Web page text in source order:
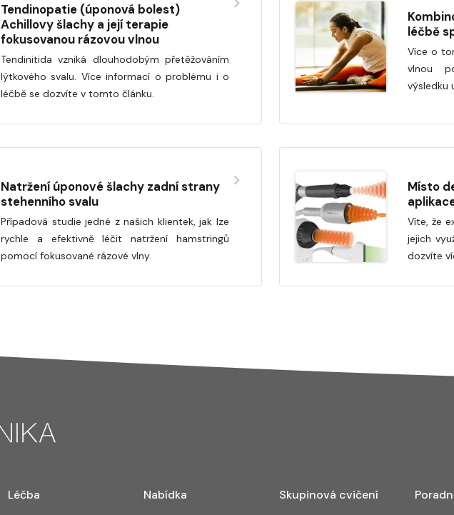
Tendinopatie (úponová bolest)
Achillovy šlachy a její terapie
fokusovanou rázovou vlnou
Tendinitida vzniká dlouhodobým přetěžováním
lýtkového svalu. Více informací o problému i o
léčbě se dozvíte v tomto článku.
léčbě
Více o
vlnou
výsledku
Natržení úponové šlachy zadní strany
stehenního svalu
Případová studie jedné z našich klientek, jak lze
rychle a efektivně léčit natržení hamstringů
pomocí fokusované rázové vlny.
Místo
Víte, že
jejich
dozvíte
Léčba Nabídka Skupinová cvičení